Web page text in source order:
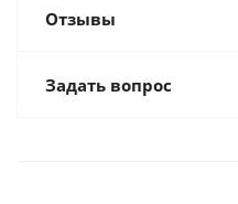
Отзывы
Задать вопрос